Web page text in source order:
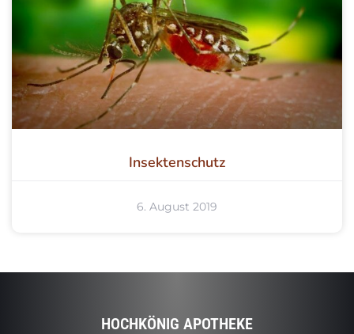
Insektenschutz
6. August 2019
HOCHKÖNIG APOTHEKE